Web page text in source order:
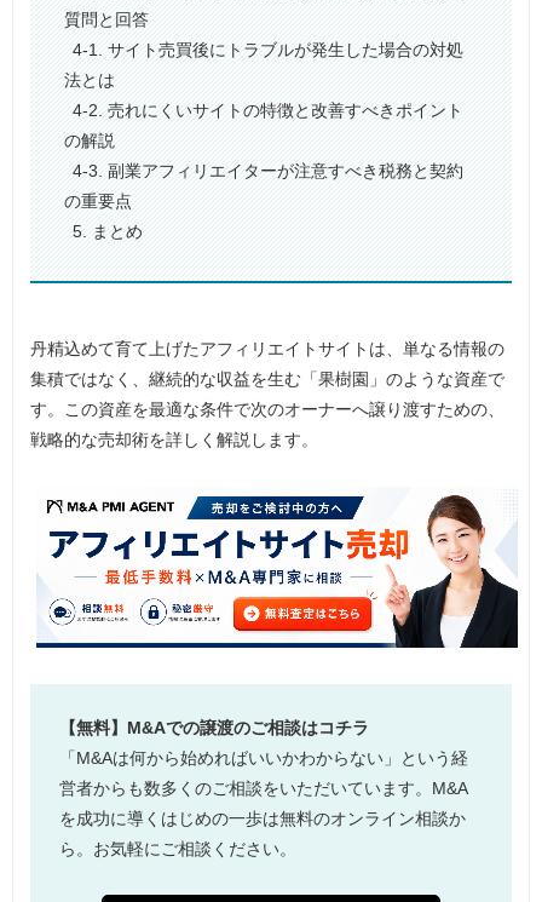
質問と回答
4-1. サイト売買後にトラブルが発生した場合の対処
法とは
4-2. 売れにくいサイトの特徴と改善すべきポイント
の解説
4-3. 副業アフィリエイターが注意すべき税務と契約
の重要点
5. まとめ
丹精込めて育て上げたアフィリエイトサイトは、単なる情報の
集積ではなく、継続的な収益を生む「果樹園」のような資産で
す。この資産を最適な条件で次のオーナーへ譲り渡すための、
戦略的な売却術を詳しく解説します。
【無料】M&Aでの譲渡のご相談はコチラ
「M&Aは何から始めればいいかわからない」という経
営者からも数多くのご相談をいただいています。M&A
を成功に導くはじめの一歩は無料のオンライン相談か
ら。お気軽にご相談ください。